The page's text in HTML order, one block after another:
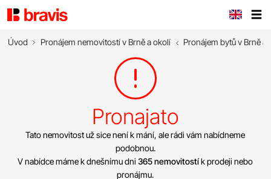
Úvod Pronájem nemovitostí v Brně a okolí Pronájem bytů v Brně a
Pronajato
Tato nemovitost už sice není k mání, ale rádi vám nabídneme
podobnou.
V nabídce máme k dnešnímu dni365 nemovitostík prodeji nebo
pronájmu.